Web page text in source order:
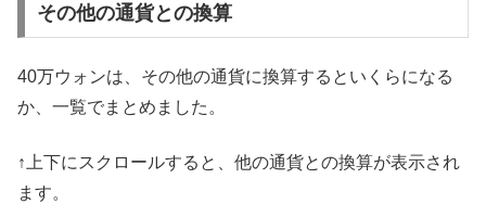
その他の通貨との換算
40万ウォンは、その他の通貨に換算するといくらになる
か、一覧でまとめました。
↑上下にスクロールすると、他の通貨との換算が表示され
ます。